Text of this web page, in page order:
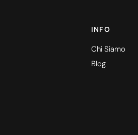
INFO
Chi Siamo
Blog